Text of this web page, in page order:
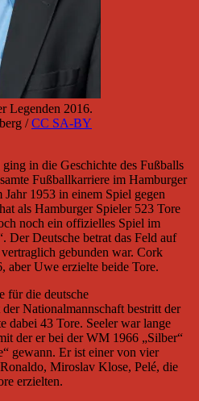
Legenden 2016.
/CC SA-BY
in die Geschichte des Fußballs
Fußballkarriere im Hamburger
1953 in einem Spiel gegen
als Hamburger Spieler 523 Tore
noch ein offizielles Spiel im
Der Deutsche betrat das Feld auf
gebunden war. Cork
aber Uwe erzielte beide Tore.
für die deutsche
Nationalmannschaft bestritt der
dabei 43 Tore. Seeler war lange
der er bei der WM 1966 „Silber“
gewann. Er ist einer von vier
Miroslav Klose, Pelé, die
erzielten.